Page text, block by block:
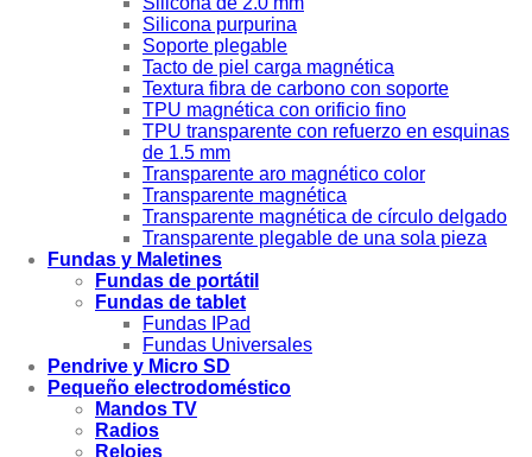
Silicona purpurina
Soporte plegable
Tacto de piel carga magnética
Textura fibra de carbono con soporte
TPU magnética con orificio fino
TPU transparente con refuerzo en esquinas
de 1.5 mm
Transparente aro magnético color
Transparente magnética
Transparente magnética de círculo delgado
Transparente plegable de una sola pieza
Fundas y Maletines
Fundas de portátil
Fundas de tablet
Fundas IPad
Fundas Universales
Pendrive y Micro SD
Pequeño electrodoméstico
Mandos TV
Radios
Relojes